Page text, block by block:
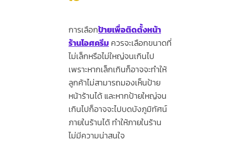
การเลือกป้ายเพื่อติดตั้งหน้า
ร้านไอศครีม ควรจะเลือกขนาดที่
ไม่เล็กหรือไม่ใหญ่จนเกินไป
เพราะหากเล็กเกินก็อาจจะทำให้
ลูกค้าไม่สามารถมองเห็นป้าย
หน้าร้านได้ และหากป้ายใหญ่จน
เกินไปก็อาจจะไปบดบังภูมิทัศน์
ภายในร้านได้ ทำให้ภายในร้าน
ไม่มีความน่าสนใจ